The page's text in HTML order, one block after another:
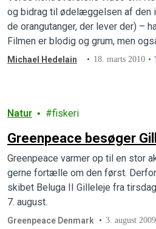
og bidrag til ødelæggelsen af den
de orangutanger, der lever der) –
Filmen er blodig og grum, men
Michael Hedelain 18. marts 2010
Natur fiskeri
Greenpeace besøger
Greenpeace varmer op til en stor
gerne fortælle om den først.
skibet Beluga II Gilleleje fra
7. august.
Greenpeace Denmark 3. august 2009